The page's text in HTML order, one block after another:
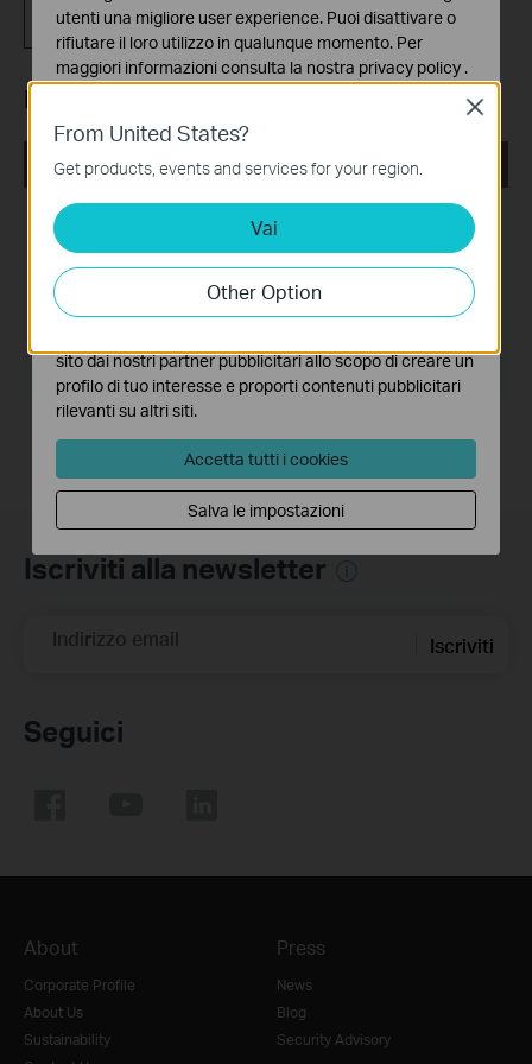
Codice GPL
MIBs Files
T2600G-28TS(UN)_V3_MIB_20180202
Data di pubblicazione:
Lingua:English
Dimensioni file:
Sistema operativo:
Win2000/XP/2003/Vista/7/8/8.1/10/Mac/Linux
Iscriviti alla newsletter
Indirizzo email Iscriviti
Seguici
About
Corporate Profile
About Us
Sustainability
Press
News
Blog
Security Advisory
From United States?
Get products, events and services for your region.
Vai
Other Option
Close
utenti una migliore user experience. Puoi disattivare o
rifiutare il loro utilizzo in qualunque momento. Per
maggiori informazioni consulta la nostra privacy policy .
Questi cookies sono necessari per il corretto
funzionamento del sito e non possono essere disattivati
nel tuo sistema.
Analytics e Marketing Cookies
I cookies analitici ci permettono di analizzare le tue
attività sul nostro sito allo scopo di migliorarne le
funzionalità.
sito dai nostri partner pubblicitari allo scopo di creare un
profilo di tuo interesse e proporti contenuti pubblicitari
rilevanti su altri siti.
Accetta tutti i cookies
Salva le impostazioni